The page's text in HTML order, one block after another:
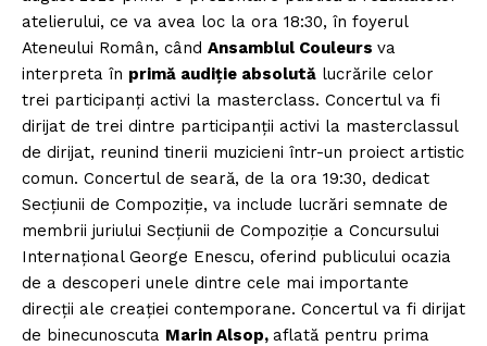
atelierului, ce va avea loc la ora 18:30, în foyerul
Ateneului Român, când Ansamblul Couleurs va
interpreta în primă audiție absolută lucrările celor
trei participanți activi la masterclass. Concertul va fi
dirijat de trei dintre participanții activi la masterclassul
de dirijat, reunind tinerii muzicieni într-un proiect artistic
comun. Concertul de seară, de la ora 19:30, dedicat
Secțiunii de Compoziție, va include lucrări semnate de
membrii juriului Secțiunii de Compoziție a Concursului
Internațional George Enescu, oferind publicului ocazia
de a descoperi unele dintre cele mai importante
direcții ale creației contemporane. Concertul va fi dirijat
de binecunoscuta Marin Alsop, aflată pentru prima